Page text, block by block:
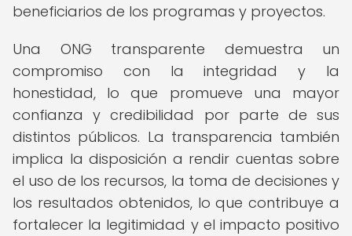
beneficiarios de los programas y proyectos.
Una ONG transparente demuestra un
compromiso con la integridad y la
honestidad, lo que promueve una mayor
confianza y credibilidad por parte de sus
distintos públicos. La transparencia también
implica la disposición a rendir cuentas sobre
el uso de los recursos, la toma de decisiones y
los resultados obtenidos, lo que contribuye a
fortalecer la legitimidad y el impacto positivo